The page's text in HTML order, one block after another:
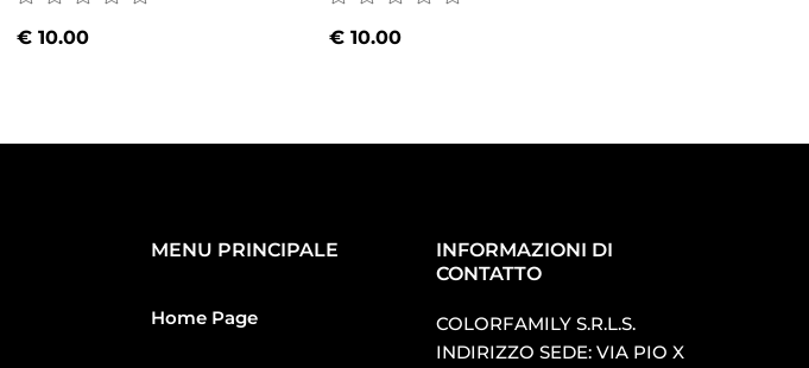
€ 10.00 €10.00
MENU PRINCIPALE
Home Page
INFORMAZIONI DI
CONTATTO
COLORFAMILY S.R.L.S.
INDIRIZZO SEDE: VIA PIO X